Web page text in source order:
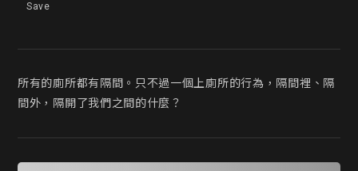
Save
所有的廁所都有隔間。只不過一個上廁所的行為，隔間裡、隔
間外，隔開了我們之間的什麼？